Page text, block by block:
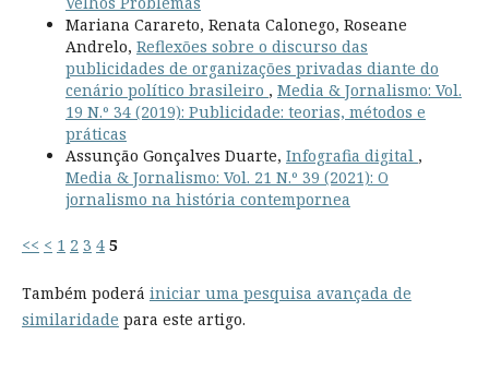
Mariana Carareto, Renata Calonego, Roseane
Andrelo, Reflexões sobre o discurso das
publicidades de organizações privadas diante do
cenário político brasileiro , Media & Jornalismo: Vol.
19 N.º 34 (2019): Publicidade: teorias, métodos e
práticas
Assunção Gonçalves Duarte, Infografia digital ,
Media & Jornalismo: Vol. 21 N.º 39 (2021): O
jornalismo na história contempornea
<< < 1 2 3 4 5
Também poderá iniciar uma pesquisa avançada de
similaridade para este artigo.